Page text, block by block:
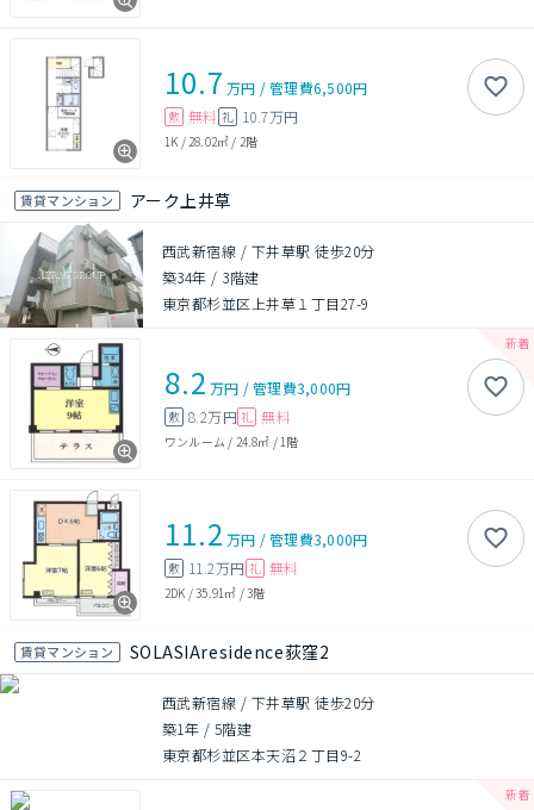
10.7 万円 /管理費6,500円
敷 無料 礼 10.7万円
1K / 28.02㎡ / 2階
賃貸マンション アーク上井草
西武新宿線 / 下井草駅 徒歩20分
築34年 / 3階建
東京都杉並区上井草１丁目27-9
8.2 万円 /管理費3,000円
敷 8.2万円 礼 無料
ワンルーム / 24.8㎡ / 1階
11.2 万円 /管理費3,000円
敷 11.2万円 礼 無料
2DK /35.91㎡ /3階
賃貸マンション SOLASIAresidence荻窪2
西武新宿線 / 下井草駅 徒歩20分
築1年 / 5階建
東京都杉並区本天沼２丁目9-2